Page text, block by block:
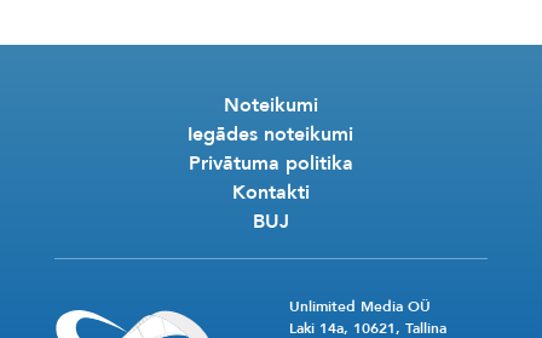
Noteikumi
Iegādes noteikumi
Privātuma politika
Kontakti
BUJ
Unlimited Media OÜ
Laki 14a, 10621, Tallina